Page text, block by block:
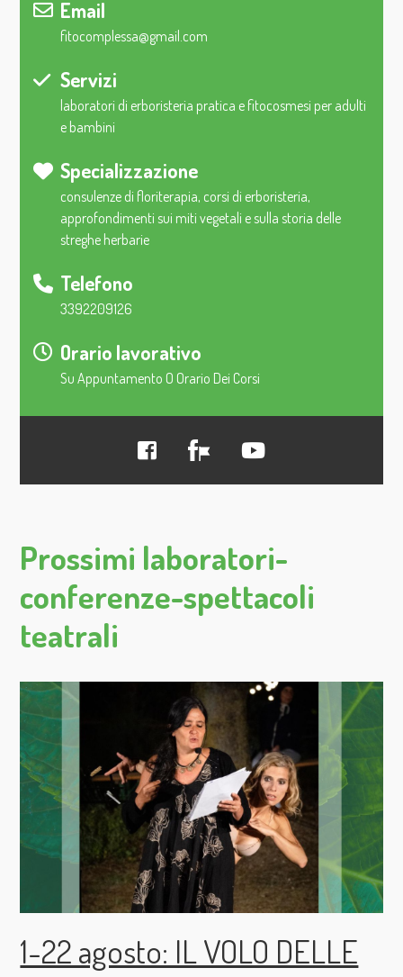
Email
fitocomplessa@gmail.com
Servizi
laboratori di erboristeria pratica e fitocosmesi per adulti
e bambini
Specializzazione
consulenze di floriterapia, corsi di erboristeria,
approfondimenti sui miti vegetali e sulla storia delle
streghe herbarie
Telefono
3392209126
Orario lavorativo
Su Appuntamento O Orario Dei Corsi
Prossimi laboratori-
conferenze-spettacoli
teatrali
1-22 agosto: IL VOLO DELLE